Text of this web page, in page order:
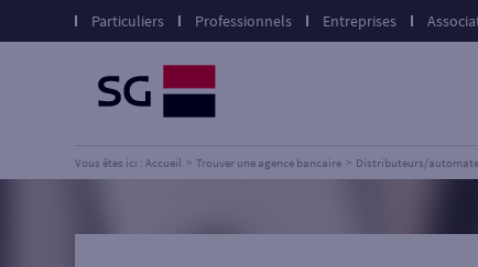
Particuliers Professionnels Entreprises
Vous êtes ici : Accueil Trouver une agence bancaire Distributeurs/